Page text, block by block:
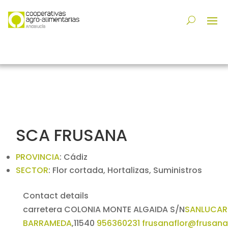
SCA FRUSANA
PROVINCIA: Cádiz
SECTOR: Flor cortada, Hortalizas, Suministros
Contact details
carretera COLONIA MONTE ALGAIDA S/N
BARRAMEDA,11540 956360231